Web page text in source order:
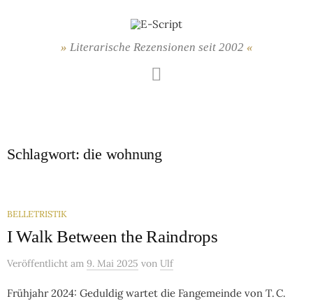
Literarische Rezensionen seit 2002
Schlagwort:die wohnung
BELLETRISTIK
I Walk Between the Raindrops
Veröffentlicht am 9. Mai 2025 von Ulf
Frühjahr 2024: Geduldig wartet die Fangemeinde von T. C.